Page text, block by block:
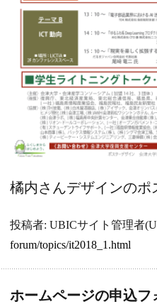
橘内さんデザインのポ
投稿者: UBICサイト管理者
forum/topics/it2018_1.html
ホームページの申込フ